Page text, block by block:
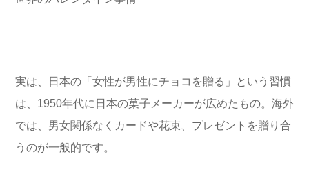
実は、日本の「女性が男性にチョコを贈る」という習慣
は、1950年代に日本の菓子メーカーが広めたもの。海外
では、男女関係なくカードや花束、プレゼントを贈り合
うのが一般的です。